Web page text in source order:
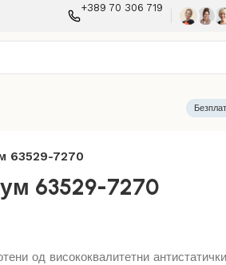
+389 70 306 719
63529-7270
63529-7270
од висококвалитетни